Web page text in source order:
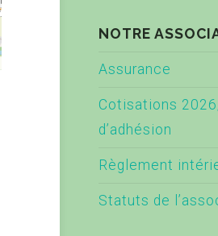
NOTRE
Assurance
Cotisations
d’adhésion
Règlement
Statuts de